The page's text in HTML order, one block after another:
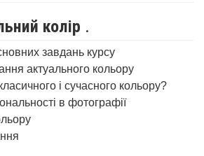
колір .
завдань курсу
актуального кольору
і сучасного кольору?
в фотографії